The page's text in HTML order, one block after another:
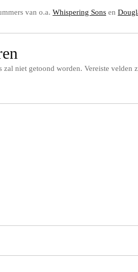
van o.a. Whispering Sons en
zal niet getoond worden. Vereiste velden